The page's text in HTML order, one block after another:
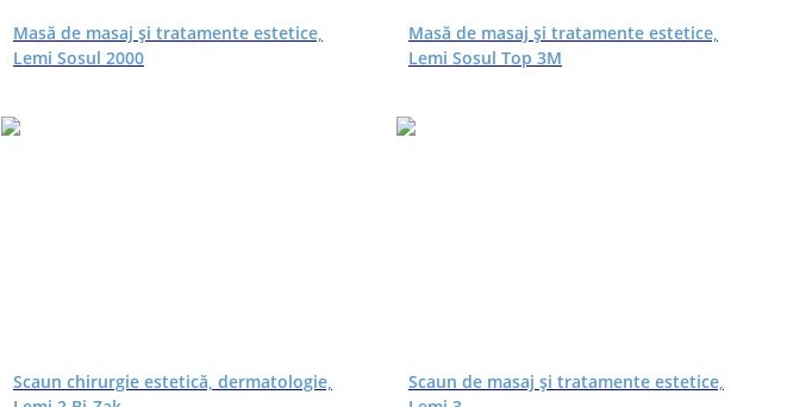
Masă de masaj și tratamente estetice,
Lemi Sosul 2000
Masă de masaj și tratamente estetice,
Lemi Sosul Top 3M
Scaun chirurgie estetică, dermatologie,
Scaun de masaj și tratamente estetice,